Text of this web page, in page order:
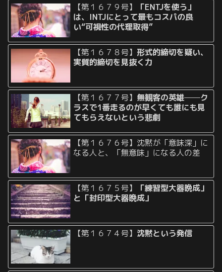
【第１６７９号】
「ENTJを使う」
は、INTJにとって最もコスパの良
い“可視性の代理取得”
【第１６７８号】形式的締切を疑い、
実質的締切を見抜く力
【第１６７７号】 無観客の英雄──ク
ラスで1番走るのが早くても誰にも見
てもらえないという悲劇
【第１６７６号】沈黙が「意味深」に
なる人と、「無意味」になる人の差
【第１６７５号】
「練習型大器晩成」
と「封印型大器晩成」
【第１６７４号】 沈黙という発信